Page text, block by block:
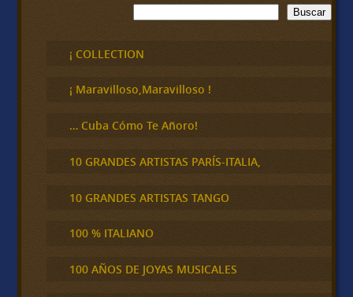
B
u
c
a
Buscar
¡ COLLECTION
¡ Maravilloso,Maravilloso !
… Cuba Cómo Te Añoro!
10 GRANDES ARTISTAS PARÍS-ITALIA,
10 GRANDES ARTISTAS TANGO
100 % ITALIANO
100 AÑOS DE JOYAS MUSICALES